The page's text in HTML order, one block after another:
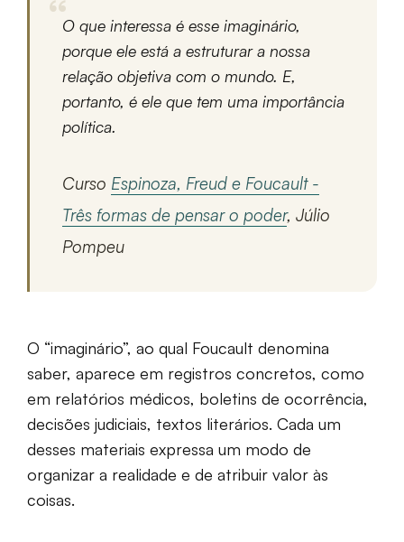
O que interessa é esse imaginário,
porque ele está a estruturar a nossa
relação objetiva com o mundo. E,
portanto, é ele que tem uma importância
política.
Curso Espinoza, Freud e Foucault -
Três formas de pensar o poder, Júlio
Pompeu
O “imaginário”, ao qual Foucault denomina
saber, aparece em registros concretos, como
em relatórios médicos, boletins de ocorrência,
decisões judiciais, textos literários. Cada um
desses materiais expressa um modo de
organizar a realidade e de atribuir valor às
coisas.